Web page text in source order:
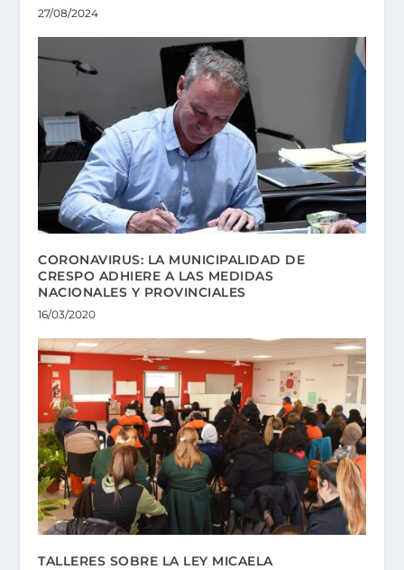
27/08/2024
CORONAVIRUS: LA MUNICIPALIDAD DE
CRESPO ADHIERE A LAS MEDIDAS
NACIONALES Y PROVINCIALES
16/03/2020
TALLERES SOBRE LA LEY MICAELA